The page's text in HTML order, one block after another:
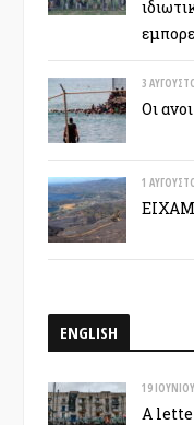
3
Οι
1
ENGLISH
19
A